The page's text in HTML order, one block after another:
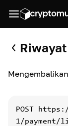
POST
1/payment/